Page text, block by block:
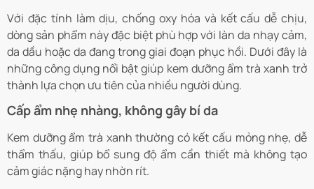
Với đặc tính làm dịu, chống oxy hóa và kết cấu dễ chịu,
dòng sản phẩm này đặc biệt phù hợp với làn da nhạy cảm,
da dầu hoặc da đang trong giai đoạn phục hồi. Dưới đây là
những công dụng nổi bật giúp kem dưỡng ẩm trà xanh trở
thành lựa chọn ưu tiên của nhiều người dùng.
Cấp ẩm nhẹ nhàng, không gây bí da
Kem dưỡng ẩm trà xanh thường có kết cấu mỏng nhẹ, dễ
thẩm thấu, giúp bổ sung độ ẩm cần thiết mà không tạo
cảm giác nặng hay nhờn rít.